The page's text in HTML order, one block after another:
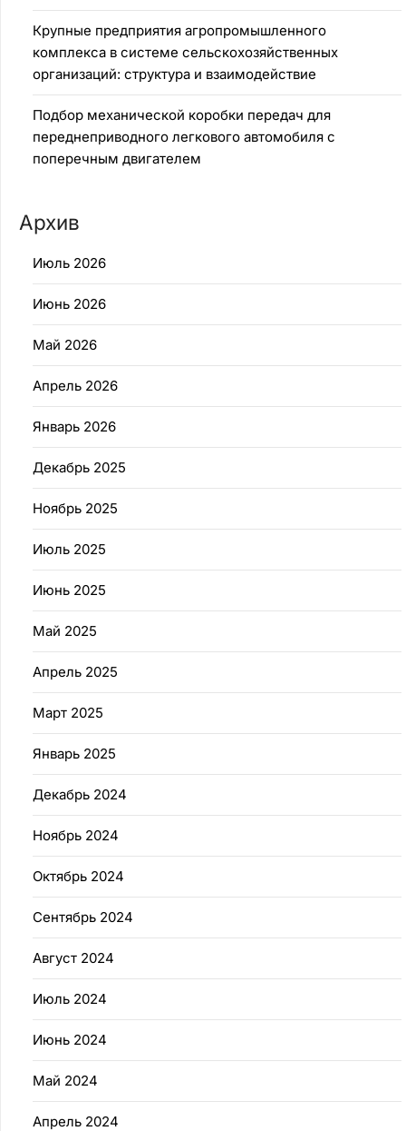
Крупные предприятия агропромышленного
комплекса в системе сельскохозяйственных
организаций: структура и взаимодействие
Подбор механической коробки передач для
переднеприводного легкового автомобиля с
поперечным двигателем
Архив
Июль 2026
Июнь 2026
Май 2026
Апрель 2026
Январь 2026
Декабрь 2025
Ноябрь 2025
Июль 2025
Июнь 2025
Май 2025
Апрель 2025
Март 2025
Январь 2025
Декабрь 2024
Ноябрь 2024
Октябрь 2024
Сентябрь 2024
Август 2024
Июль 2024
Июнь 2024
Май 2024
Апрель 2024